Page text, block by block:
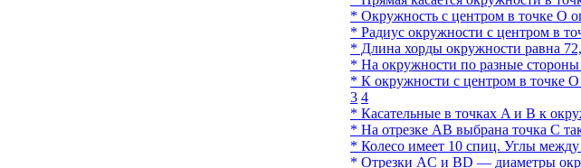
* Окружность с центром в точке O
* Радиус окружности с центром в
* Длина хорды окружности равна
* На окружности по разные
* К окружности с центром в точке
3 4
* Касательные в точках A и B к
* На отрезке AB выбрана точка C
* Колесо имеет 10 спиц. Углы
* Отрезки AC и BD — диаметры